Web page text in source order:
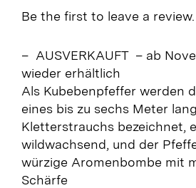
Be the first to leave a review.
– AUSVERKAUFT – ab
wieder erhältlich
Als Kubebenpfeffer werden
eines bis zu sechs Meter
Kletterstrauchs bezeichnet,
wildwachsend, und der
würzige Aromenbombe mit
Schärfe